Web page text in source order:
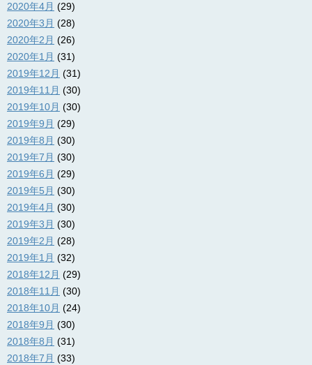
2020年4月 (29)
2020年3月 (28)
2020年2月 (26)
2020年1月 (31)
2019年12月 (31)
2019年11月 (30)
2019年10月 (30)
2019年9月 (29)
2019年8月 (30)
2019年7月 (30)
2019年6月 (29)
2019年5月 (30)
2019年4月 (30)
2019年3月 (30)
2019年2月 (28)
2019年1月 (32)
2018年12月 (29)
2018年11月 (30)
2018年10月 (24)
2018年9月 (30)
2018年8月 (31)
2018年7月 (33)